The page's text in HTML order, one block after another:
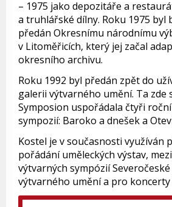
– 1975 jako depozitáře a
a truhlářské dílny. Roku 1975 byl
předán Okresnímu národnímu
v Litoměřicích, který jej začal
okresního archivu.
Roku 1992 byl předán zpět do
galerii výtvarného umění. Ta zde
Symposion uspořádala čtyři
sympozií: Baroko a dnešek a
Kostel je v současnosti využíván
pořádání uměleckých výstav,
výtvarných sympózií
výtvarného umění a pro koncerty